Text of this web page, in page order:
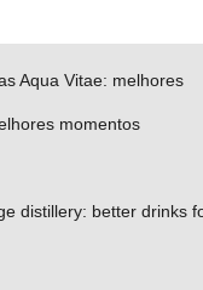
Aqua Vitae: melhores
momentos
distillery: better drinks